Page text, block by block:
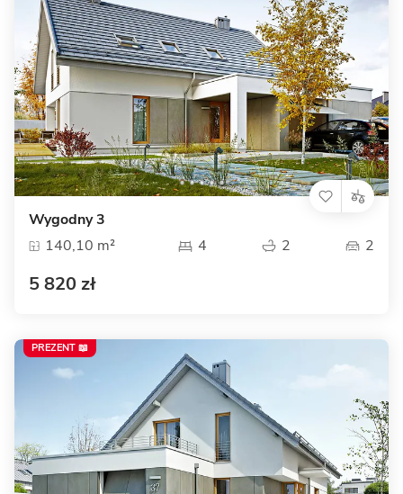
Wygodny 3
140,10 m²
4 2 2
5 820 zł
PREZENT 📖